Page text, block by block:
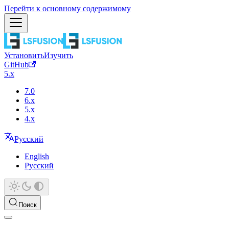
Перейти к основному содержимому
УстановитьИзучить
GitHub
5.x
7.0
6.x
5.x
4.x
Русский
English
Русский
Поиск